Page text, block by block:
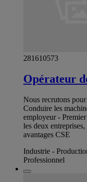
281610573
Opérateur
Nous recrutons
Conduire les
employeur -
les deux
avantages CSE
Industrie -
Professionnel